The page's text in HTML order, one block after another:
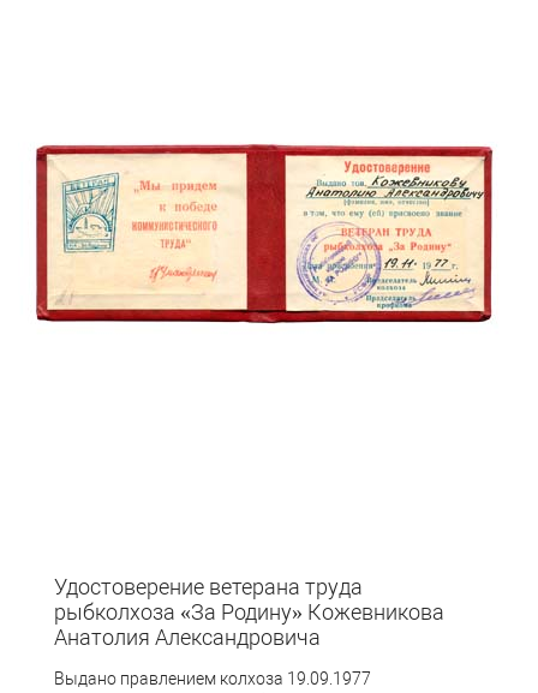
Удостоверение ветерана труда
рыбколхоза «За Родину» Кожевникова
Анатолия Александровича
Выдано правлением колхоза 19.09.1977